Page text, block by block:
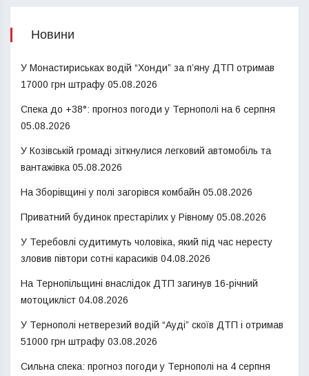
Новини
У Монастириськах водій “Хонди” за п’яну ДТП отримав
17000 грн штрафу 05.08.2026
Спека до +38°: прогноз погоди у Тернополі на 6 серпня
05.08.2026
У Козівській громаді зіткнулися легковий автомобіль та
вантажівка 05.08.2026
На Зборівщині у полі загорівся комбайн 05.08.2026
Приватний будинок престарілих у Рівному 05.08.2026
У Теребовлі судитимуть чоловіка, який під час нересту
зловив півтори сотні карасиків 04.08.2026
На Тернопільщині внаслідок ДТП загинув 16-річний
мотоцикліст 04.08.2026
У Тернополі нетверезий водій “Ауді” скоїв ДТП і отримав
51000 грн штрафу 03.08.2026
Сильна спека: прогноз погоди у Тернополі на 4 серпня